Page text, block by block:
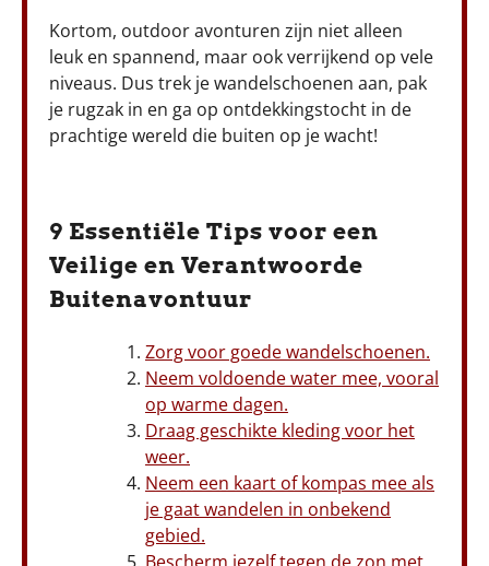
Kortom, outdoor avonturen zijn niet alleen
leuk en spannend, maar ook verrijkend op vele
niveaus. Dus trek je wandelschoenen aan, pak
je rugzak in en ga op ontdekkingstocht in de
prachtige wereld die buiten op je wacht!
9 Essentiële Tips voor een
Veilige en Verantwoorde
Buitenavontuur
Zorg voor goede wandelschoenen.
Neem voldoende water mee, vooral
op warme dagen.
Draag geschikte kleding voor het
weer.
Neem een kaart of kompas mee als
je gaat wandelen in onbekend
gebied.